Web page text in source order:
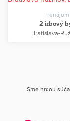
Prenájom
2 izbový
Bratislava-
Sme hrdou